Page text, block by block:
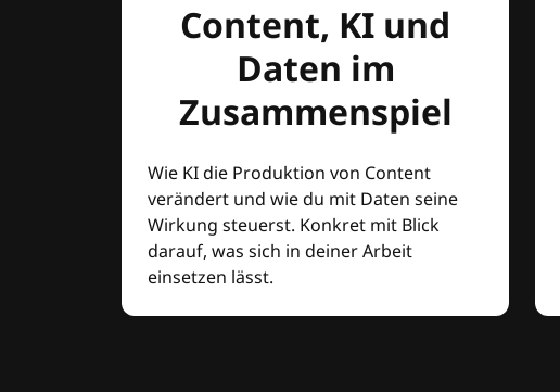
Content, KI und
Daten im
Zusammenspiel
Wie KI die Produktion von Content
verändert und wie du mit Daten seine
Wirkung steuerst. Konkret mit Blick
darauf, was sich in deiner Arbeit
einsetzen lässt.